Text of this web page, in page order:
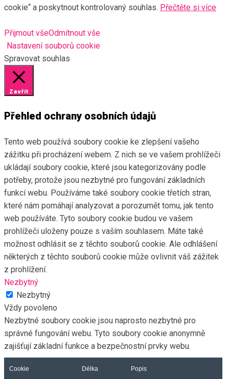
cookie“ a poskytnout kontrolovaný souhlas. Přečtěte si více
Přijmout všeOdmítnout vše
Nastavení souborů cookie
Spravovat souhlas
Zavřít
Přehled ochrany osobních údajů
Tento web používá soubory cookie ke zlepšení vašeho
zážitku při procházení webem. Z nich se ve vašem prohlížeči
ukládají soubory cookie, které jsou kategorizovány podle
potřeby, protože jsou nezbytné pro fungování základních
funkcí webu. Používáme také soubory cookie třetích stran,
které nám pomáhají analyzovat a porozumět tomu, jak tento
web používáte. Tyto soubory cookie budou ve vašem
prohlížeči uloženy pouze s vaším souhlasem. Máte také
možnost odhlásit se z těchto souborů cookie. Ale odhlášení
některých z těchto souborů cookie může ovlivnit váš zážitek
z prohlížení.
Nezbytný
Nezbytný
Vždy povoleno
Nezbytné soubory cookie jsou naprosto nezbytné pro
správné fungování webu. Tyto soubory cookie anonymně
zajišťují základní funkce a bezpečnostní prvky webu.
Cookie Délka Popis